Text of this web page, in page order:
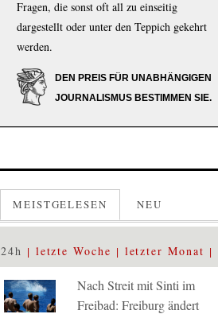
Fragen, die sonst oft all zu einseitig
dargestellt oder unter den Teppich gekehrt
werden.
DEN PREIS FÜR UNABHÄNGIGEN
JOURNALISMUS BESTIMMEN SIE.
MEISTGELESEN NEU
24h letzte Woche letzter Monat
Nach Streit mit Sinti im
Freibad: Freiburg ändert